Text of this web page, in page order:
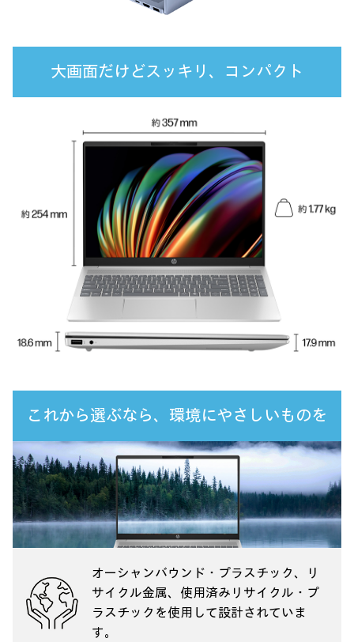
大画面だけどスッキリ、コンパクト
これから選ぶなら、環境にやさしいものを
オーシャンバウンド・プラスチック、リ
サイクル金属、使用済みリサイクル・プ
ラスチックを使用して設計されていま
す。